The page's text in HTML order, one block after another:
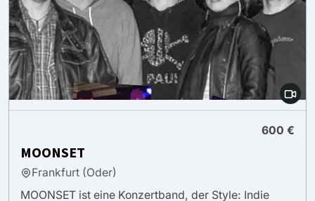
600 €
MOONSET
Frankfurt (Oder)
MOONSET ist eine Konzertband, der Style: Indie